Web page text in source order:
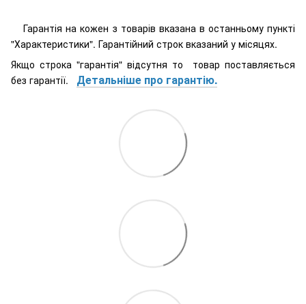
Гарантія на кожен з товарів вказана в останньому пункті
"Характеристики". Гарантійний строк вказаний у місяцях.
Якщо строка "гарантія" відсутня то товар поставляється
без гарантії. Детальніше про гарантію.